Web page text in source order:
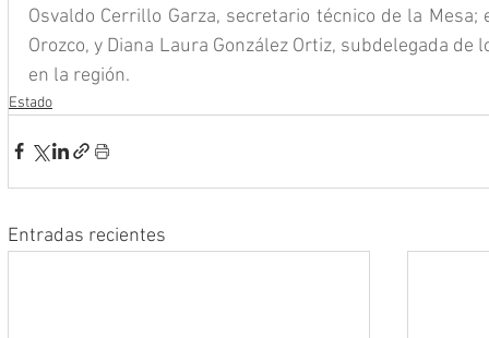
Osvaldo Cerrillo Garza, secretario técnico de la
Orozco, y Diana Laura González Ortiz, subdelegada
en la región.
Estado
Entradas recientes